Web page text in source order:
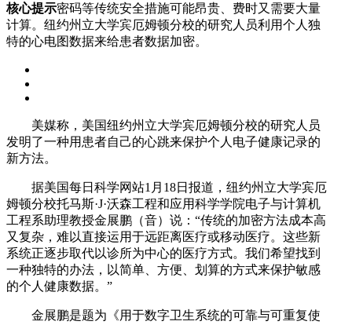
核心提示密码等传统安全措施可能昂贵、费时又需要大量
计算。纽约州立大学宾厄姆顿分校的研究人员利用个人独
特的心电图数据来给患者数据加密。
美媒称，美国纽约州立大学宾厄姆顿分校的研究人员
发明了一种用患者自己的心跳来保护个人电子健康记录的
新方法。
据美国每日科学网站1月18日报道，纽约州立大学宾厄
姆顿分校托马斯·J·沃森工程和应用科学学院电子与计算机
工程系助理教授金展鹏（音）说：“传统的加密方法成本高
又复杂，难以直接运用于远距离医疗或移动医疗。这些新
系统正逐步取代以诊所为中心的医疗方式。我们希望找到
一种独特的办法，以简单、方便、划算的方式来保护敏感
的个人健康数据。”
金展鹏是题为《用于数字卫生系统的可靠与可重复使